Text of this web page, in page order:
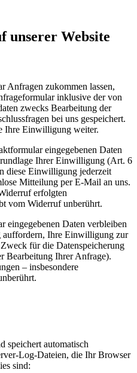
unserer Website
Anfragen zukommen lassen,
inklusive der von
zwecks Bearbeitung der
bei uns gespeichert.
Ihre Einwilligung weiter.
eingegebenen Daten
Ihrer Einwilligung (Art. 6
diese Einwilligung jederzeit
Mitteilung per E-Mail an uns.
erfolgten
vom Widerruf unberührt.
Daten verbleiben
auffordern, Ihre Einwilligung zur
für die Datenspeicherung
Bearbeitung Ihrer Anfrage).
– insbesondere
speichert automatisch
Log-Dateien, die Ihr Browser
sind: